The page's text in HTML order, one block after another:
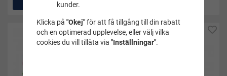
kunder.
Klicka på "Okej"för att få tillgång till din rabatt
och en optimerad upplevelse, eller välj vilka
cookies du vill tillåta via "Inställningar".